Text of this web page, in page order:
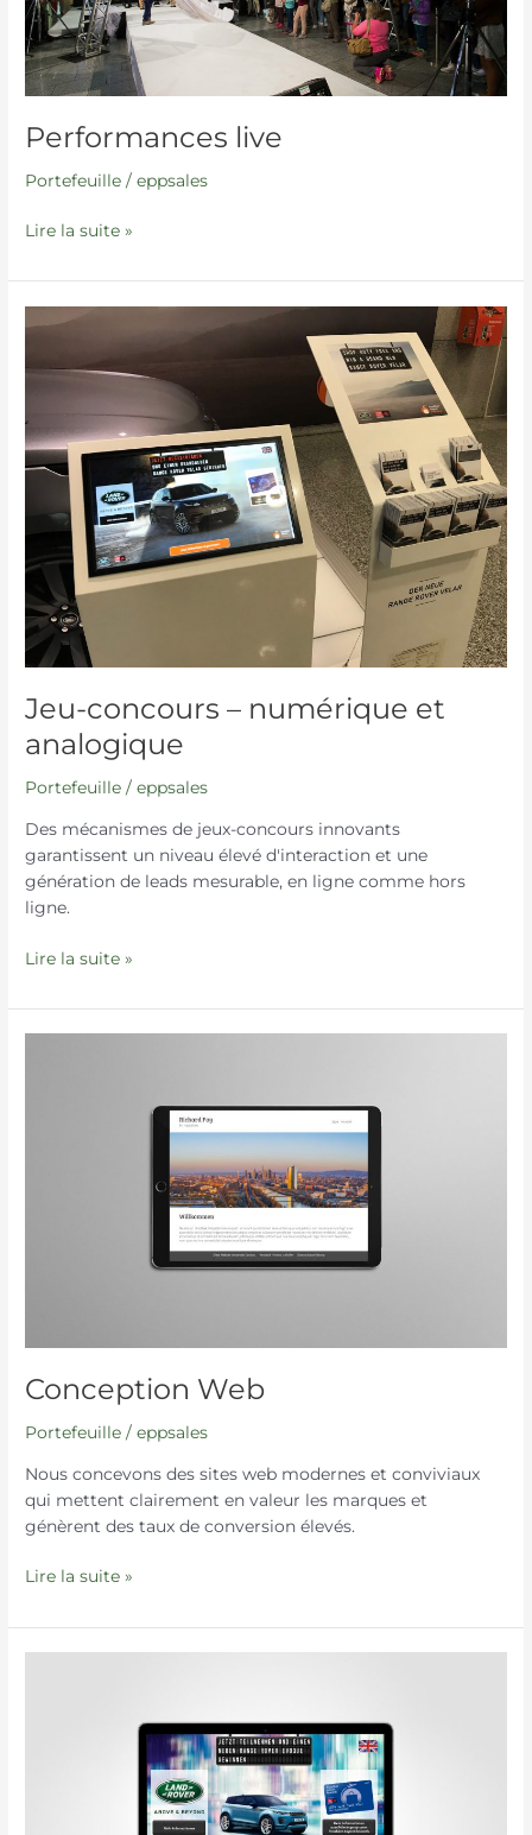
Performances live
Portefeuille /eppsales
Lire la suite »
Jeu-concours – numérique et
analogique
Portefeuille /eppsales
Des mécanismes de jeux-concours innovants
garantissent un niveau élevé d'interaction et une
génération de leads mesurable, en ligne comme hors
ligne.
–
et
analogique
Lire la suite »
Conception Web
Portefeuille /eppsales
Nous concevons des sites web modernes et conviviaux
qui mettent clairement en valeur les marques et
génèrent des taux de conversion élevés.
Lire la suite »